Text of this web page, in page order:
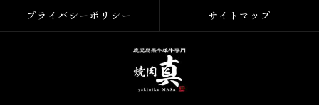
プライバシーポリシー サイトマップ